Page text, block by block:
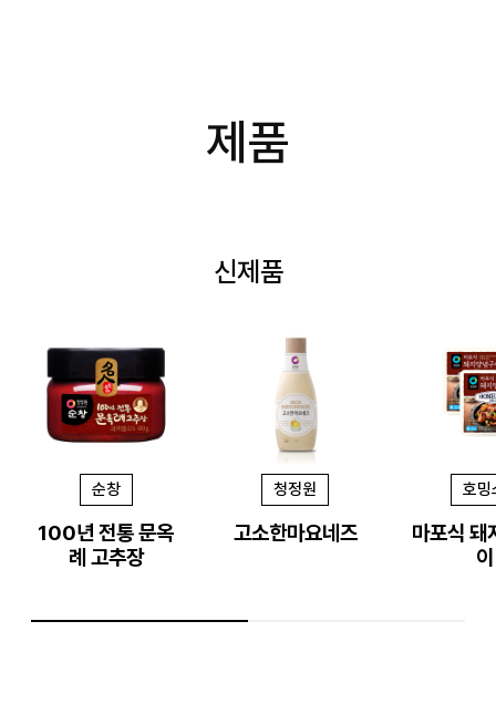
제품
신제품
순창
100년 전통 문옥
례 고추장
청정원
고소한마요네즈
호밍
마포식 돼
이